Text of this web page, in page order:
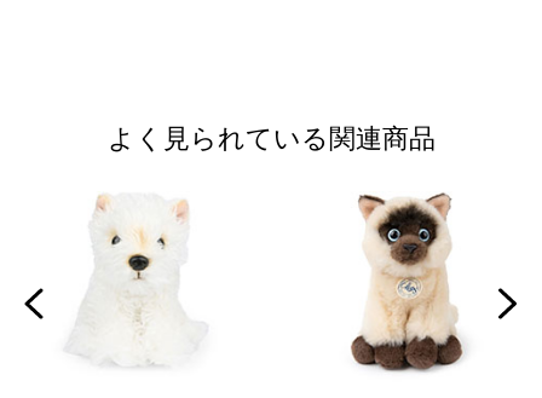
よく見られている関連商品